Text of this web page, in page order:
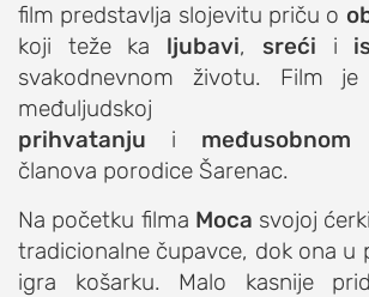
sdl podkast
STUDENTSKI DNEVNI
o nama
kontakt
film predstavlja slojevitu priču o
koji teže ka ljubavi, sreći i
svakodnevnom životu. Film
međuljudskoj
prihvatanju i međusobnom
članova porodice Šarenac.
Na početku filma Moca svojoj
tradicionalne čupavce, dok ona u
igra košarku. Malo kasnije